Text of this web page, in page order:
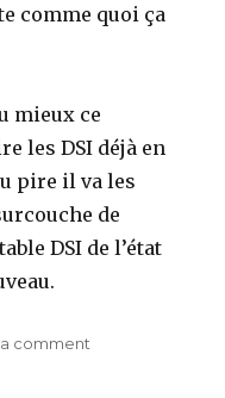
comme quoi ça
mieux ce
les DSI déjà en
pire il va les
de
DSI de l’état
comment